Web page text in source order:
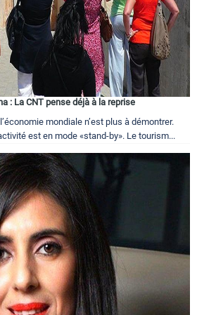
: La CNT pense déjà à la reprise
mondiale n’est plus à démontrer.
est en mode «stand-by». Le tourism...